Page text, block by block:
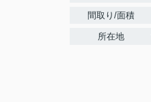
間取り/面積
所在地